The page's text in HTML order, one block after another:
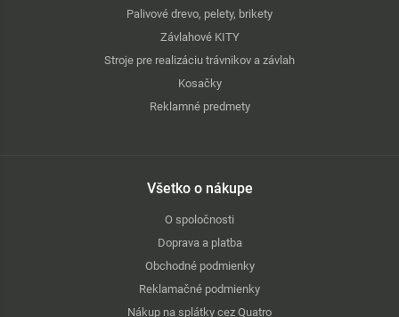
Palivové drevo, pelety, brikety
Závlahové KITY
Stroje pre realizáciu trávnikov a závlah
Kosačky
Reklamné predmety
Všetko o nákupe
O spoločnosti
Doprava a platba
Obchodné podmienky
Reklamačné podmienky
Nákup na splátky cez Quatro